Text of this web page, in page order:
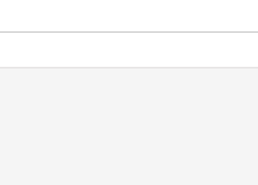
de Bueno de